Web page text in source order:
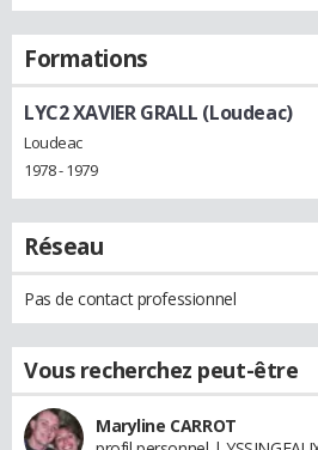
Formations
LYC2 XAVIER GRALL (Loudeac)
Loudeac
1978 - 1979
Réseau
Pas de contact professionnel
Vous recherchez peut-être
Maryline CARROT